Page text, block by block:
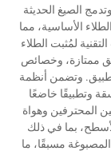
الصيغ الحديثة
الأساسية، مما
لمُثبت الطلاء
ممتازة، وخصائص
وتضمن أنظمة
وتطبيقًا خاضعًا
المحترفين وهواة
بما في ذلك
مسبقًا، ما